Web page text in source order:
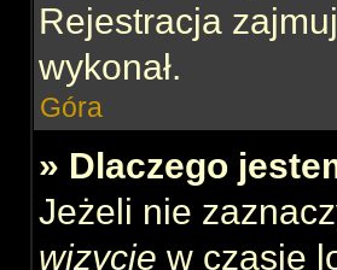
Rejestracja
wykonał.
Góra
» Dlaczego
Jeżeli nie
wizycie w czasie